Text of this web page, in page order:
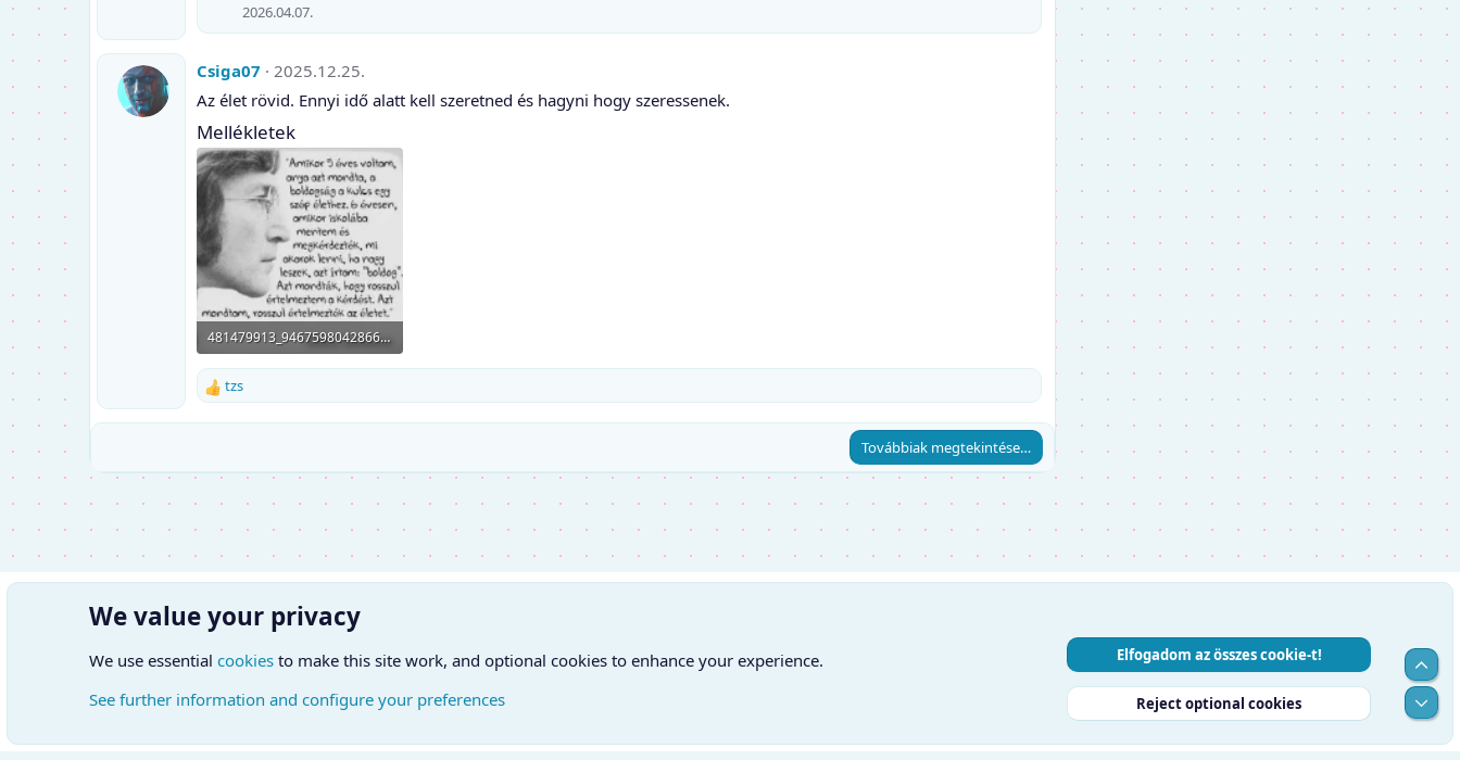
j
b
.
2026.04.07.
Csiga07
2025.12.25.
Az élet rövid. Ennyi idő alatt kell szeretned és hagyni hogy szeressenek.
Mellékletek
481479913_946759804286611_5396967363657358485_n.webp
58.6 KB · Megnézve: 83
R
c
tzs
Továbbiak megtekintése…
Cookies Hungarian (HU) Kapcsolatfelvétel RSS
We value your privacy
We use essential cookies to make this site work, and optional cookies to enhance your experience.
See further information and configure your preferences
Elfogadom az összes cookie-t!
Reject optional cookies
Top
Alul